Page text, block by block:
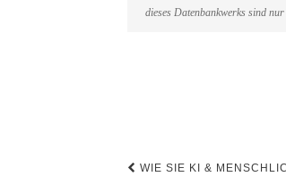
dieses Datenbankwerks sind
WIE SIE KI &